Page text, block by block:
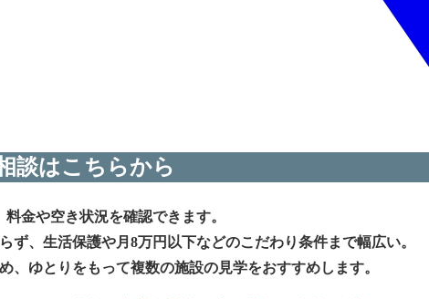
談はこちらから
金や空き状況を確認できます。
、生活保護や月8万円以下などのこだわり条件まで幅広い。
ゆとりをもって複数の施設の見学をおすすめします。